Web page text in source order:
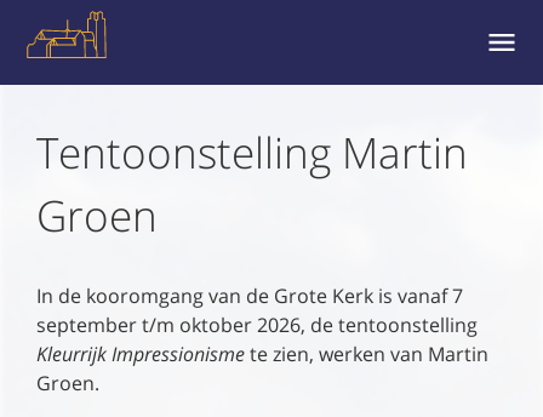
EN
Tentoonstelling Martin
Groen
In de kooromgang van de Grote Kerk is vanaf 7
september t/m oktober 2026, de tentoonstelling
Kleurrijk Impressionismete zien, werken van Martin
Groen.